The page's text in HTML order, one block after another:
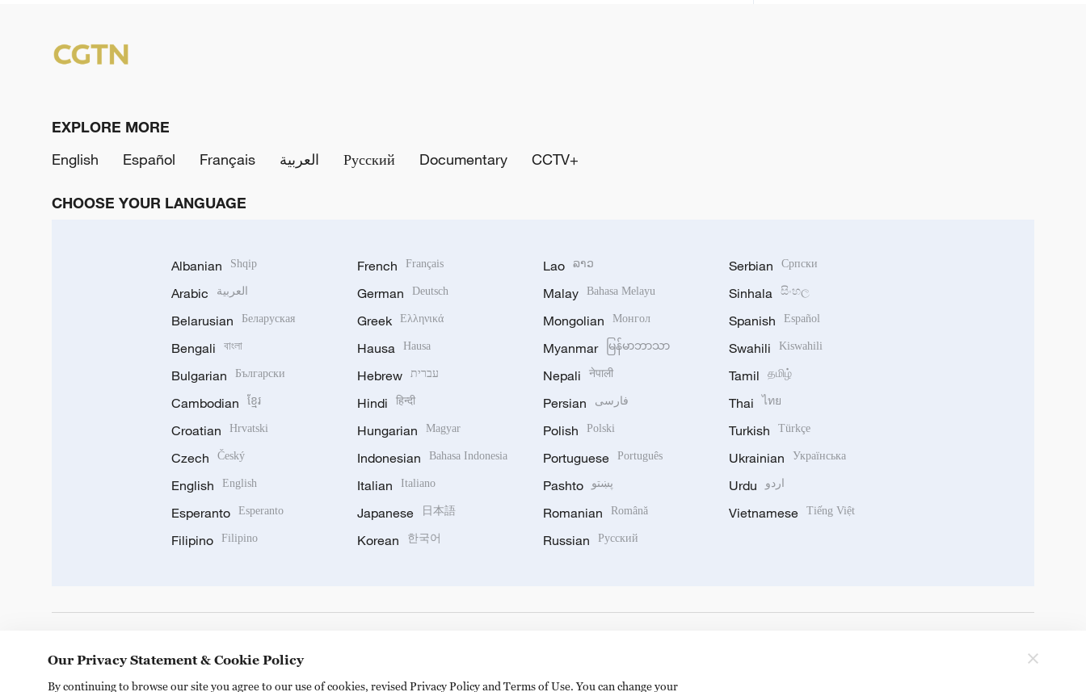
EXPLORE MORE
English
Español Français العربية Русский Documentary CCTV+
CHOOSE YOUR LANGUAGE
Albanian Shqip
Arabic العربية
Belarusian Беларуская
Bengali বাংলা
Bulgarian Български
Cambodian ខ្មែរ
Croatian Hrvatski
Czech Český
English English
Esperanto Esperanto
Filipino Filipino
French Français
German Deutsch
Greek Ελληνικά
Hausa Hausa
Hebrew עברית
Hindi हिन्दी
Hungarian Magyar
Indonesian Bahasa Indonesia
Italian Italiano
Japanese 日本語
Korean 한국어
Lao ລາວ
Malay Bahasa Melayu
Mongolian Монгол
Myanmar မြန်မာဘာသာ
Nepali नेपाली
Persian فارسی
Polish Polski
Portuguese Português
Pashto پښتو
Romanian Română
Russian Русский
Serbian Српски
Sinhala සිංහල
Spanish Español
Swahili Kiswahili
Tamil தமிழ்
Thai ไทย
Turkish Türkçe
Ukrainian Українська
Urdu اردو
Vietnamese Tiếng Việt
Our Privacy Statement & Cookie Policy
By continuing to browse our site you agree to our use of cookies, revised Privacy Policy and Terms of Use. You can change your